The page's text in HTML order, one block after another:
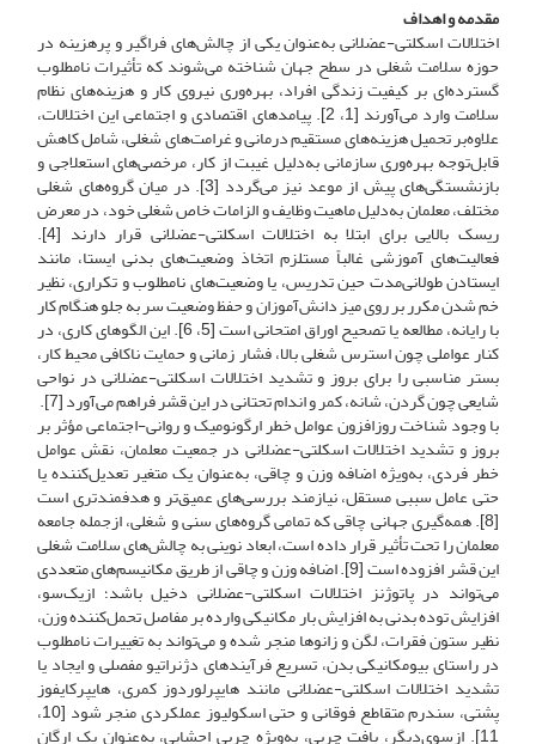
مقدمه و اهداف
اختلالات اسکلتی-عضلانی به‌عنوان یکی از چالش‌های فراگیر و پرهزینه در
حوزه سلامت شغلی در سطح جهان شناخته می‌شوند که تأثیرات نامطلوب
گسترده‌ای بر کیفیت زندگی افراد، بهره‌وری نیروی کار و هزینه‌های نظام
سلامت وارد می‌آورند [1، 2]. پیامدهای اقتصادی و اجتماعی این اختلالات،
علاوه‌بر تحمیل هزینه‌های مستقیم درمانی و غرامت‌های شغلی، شامل کاهش
قابل‌توجه بهره‌وری سازمانی به‌دلیل غیبت از کار، مرخصی‌های استعلاجی و
بازنشستگی‌های پیش از موعد نیز می‌گردد [3]. در میان گروه‌های شغلی
مختلف، معلمان به‌دلیل ماهیت وظایف و الزامات خاص شغلی خود، در معرض
ریسک بالایی برای ابتلا به اختلالات اسکلتی-عضلانی قرار دارند [4].
فعالیت‌های آموزشی غالباً مستلزم اتخاذ وضعیت‌های بدنی ایستا، مانند
ایستادن طولانی‌مدت حین تدریس، یا وضعیت‌های نامطلوب و تکراری، نظیر
خم شدن مکرر بر روی میز دانش‌آموزان و حفظ وضعیت سر به جلو هنگام کار
با رایانه، مطالعه یا تصحیح اوراق امتحانی است [5، 6]. این الگوهای کاری، در
کنار عواملی چون استرس شغلی بالا، فشار زمانی و حمایت ناکافی محیط کار،
بستر مناسبی را برای بروز و تشدید اختلالات اسکلتی-عضلانی در نواحی
شایعی چون گردن، شانه، کمر و اندام‌ تحتانی در این قشر فراهم می‌آورد [7].
با وجود شناخت روزافزون عوامل خطر ارگونومیک و روانی-اجتماعی مؤثر بر
بروز و تشدید اختلالات اسکلتی-عضلانی در جمعیت معلمان، نقش عوامل
خطر فردی، به‌ویژه اضافه وزن و چاقی، به‌عنوان یک متغیر تعدیل‌کننده یا
حتی عامل سببی مستقل، نیازمند بررسی‌های عمیق‌تر و هدفمندتری است
[8]. همه‌گیری جهانی چاقی که تمامی گروه‌های سنی و شغلی، ازجمله جامعه
معلمان را تحت تأثیر قرار داده است، ابعاد نوینی به چالش‌های سلامت شغلی
این قشر افزوده است [9]. اضافه وزن و چاقی از طریق مکانیسم‌های متعددی
می‌تواند در پاتوژنز اختلالات اسکلتی-عضلانی دخیل باشد؛ ازیک‌سو،
افزایش توده بدنی به افزایش بار مکانیکی وارده بر مفاصل تحمل‌کننده وزن،
نظیر ستون فقرات، لگن و زانوها منجر شده و می‌تواند به تغییرات نامطلوب
در راستای بیومکانیکی بدن، تسریع فرآیندهای دژنراتیو مفصلی و ایجاد یا
تشدید اختلالات اسکلتی-عضلانی مانند هایپرلوردوز کمری، هایپرکایفوز
پشتی، سندرم متقاطع فوقانی و حتی اسکولیوز عملکردی منجر شود [10،
11]. ازسوی‌دیگر، بافت چربی، به‌ویژه چربی احشایی، به‌عنوان یک ارگان